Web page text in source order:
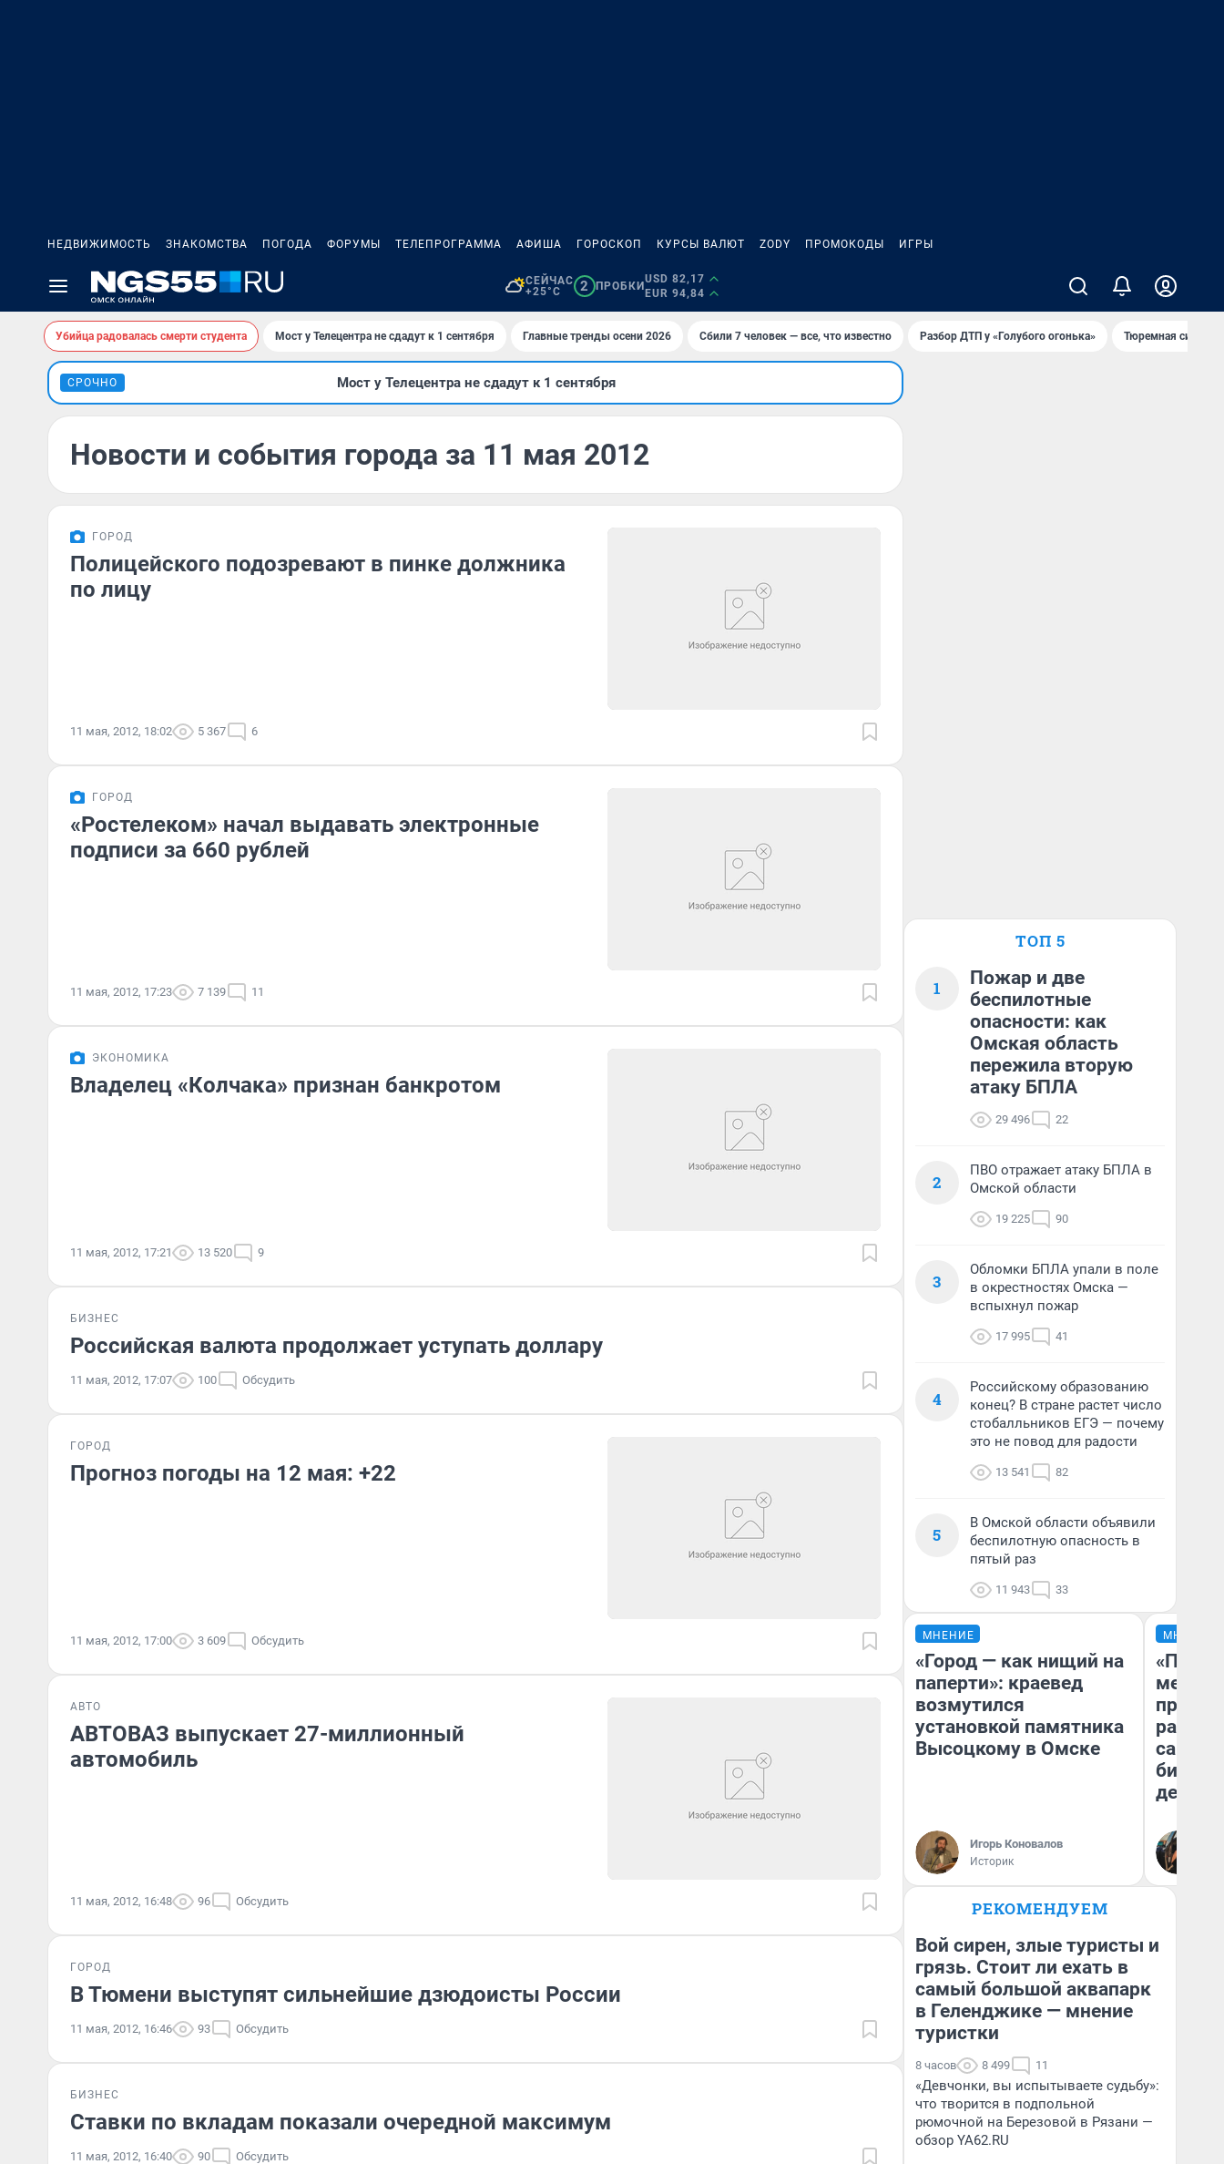
НЕДВИЖИМОСТЬ ЗНАКОМСТВА ПОГОДА ФОРУМЫ ТЕЛЕПРОГРАММА АФИША ГОРОСКОП КУРСЫ ВАЛЮТ ZODY ПРОМОКОДЫ ИГРЫ
СЕЙЧАС
+25°C
2 ПРОБКИ
USD 82,17
EUR 94,84
Убийца радовалась смерти студента Мост у Телецентра не сдадут к 1 сентября Главные тренды осени 2026 Сбили 7 человек — все, что известно Разбор ДТП у «Голубого огонька» Тюремная
СРОЧНО Мост у Телецентра не сдадут к 1 сентября
Новости и события города за 11 мая 2012
ГОРОД
Полицейского подозревают в пинке должника
по лицу
11 мая, 2012, 18:02 5 367 6
ГОРОД
«Ростелеком» начал выдавать электронные
подписи за 660 рублей
11 мая, 2012, 17:23 7 139 11
ЭКОНОМИКА
Владелец «Колчака» признан банкротом
11 мая, 2012, 17:21 13 520 9
БИЗНЕС
Российская валюта продолжает уступать доллару
11 мая, 2012, 17:07 100 Обсудить
ГОРОД
Прогноз погоды на 12 мая: +22
11 мая, 2012, 17:00 3 609 Обсудить
АВТО
АВТОВАЗ выпускает 27-миллионный
автомобиль
11 мая, 2012, 16:48 96 Обсудить
ГОРОД
В Тюмени выступят сильнейшие дзюдоисты России
11 мая, 2012, 16:46 93 Обсудить
БИЗНЕС
Ставки по вкладам показали очередной максимум
11 мая, 2012, 16:40 90 Обсудить
ТОП 5
1
Пожар и две
беспилотные
опасности: как
Омская область
пережила вторую
атаку БПЛА
29 496 22
2
ПВО отражает атаку БПЛА в
Омской области
19 225 90
3
Обломки БПЛА упали в поле
в окрестностях Омска —
вспыхнул пожар
17 995 41
4
Российскому образованию
конец? В стране растет число
стобалльников ЕГЭ — почему
это не повод для радости
13 541 82
5
В Омской области объявили
беспилотную опасность в
пятый раз
11 943 33
МНЕНИЕ
«Город — как нищий на
паперти»: краевед
возмутился
установкой памятника
Высоцкому в Омске
Игорь Коновалов
Историк
МНЕНИЕ
самом
РЕКОМЕНДУЕМ
Вой сирен, злые туристы и
грязь. Стоит ли ехать в
самый большой аквапарк
в Геленджике — мнение
туристки
8 часов 8 499 11
«Девчонки, вы испытываете судьбу»:
что творится в подпольной
рюмочной на Березовой в Рязани —
обзор YA62.RU